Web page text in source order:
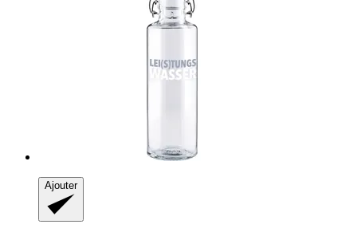
Ajouter